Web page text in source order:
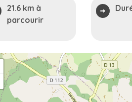
21.6 km à
parcourir